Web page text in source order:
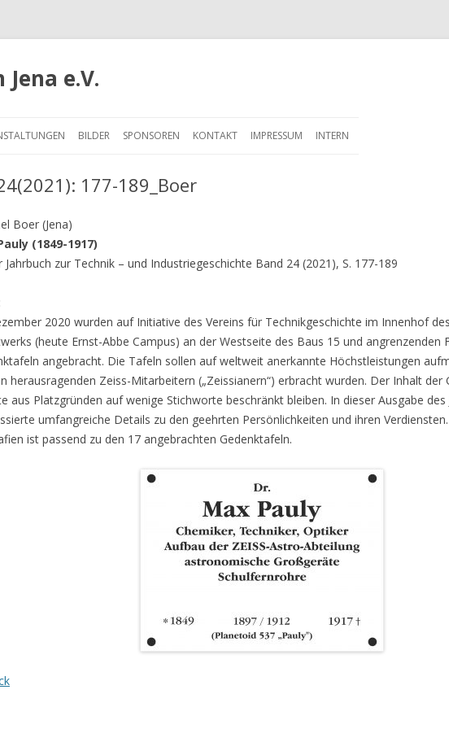
e.V.
zum
BILDER SPONSOREN KONTAKT IMPRESSUM INTERN
177-189_Boer
Boer (Jena)
(1849-1917)
Jahrbuch zur Technik – und Industriegeschichte Band 24 (2021), S. 177-189
2020 wurden auf Initiative des Vereins für Technikgeschichte im Innenhof
(heute Ernst-Abbe Campus) an der Westseite des Baus 15 und angrenzenden
angebracht. Die Tafeln sollen auf weltweit anerkannte Höchstleistungen
herausragenden Zeiss-Mitarbeitern („Zeissianern“) erbracht wurden. Der Inhalt der
aus Platzgründen auf wenige Stichworte beschränkt bleiben. In dieser Ausgabe des
umfangreiche Details zu den geehrten Persönlichkeiten und ihren
ist passend zu den 17 angebrachten Gedenktafeln.